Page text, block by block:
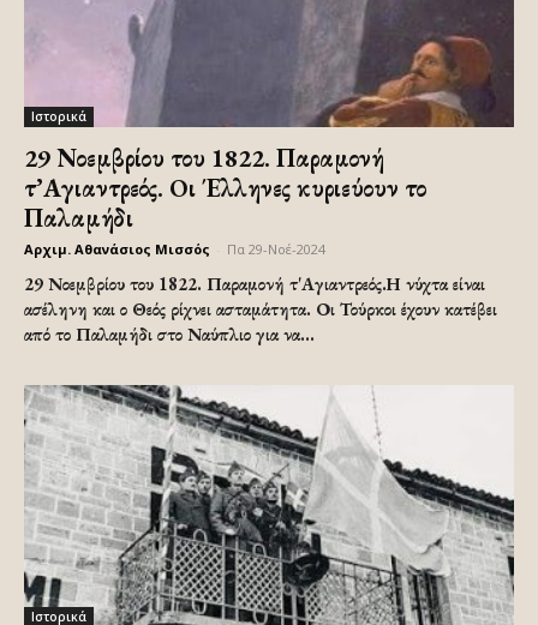
Ιστορικά
29 Νοεμβρίου του 1822. Παραμονή
τ’Αγιαντρεός. Oι Έλληνες κυριεύουν το
Παλαμήδι
Αρχιμ. Αθανάσιος Μισσός Πα 29-Νοέ-2024
29 Νοεμβρίου του 1822. Παραμονή τ'Αγιαντρεός.Η νύχτα είναι
ασέληνη και ο Θεός ρίχνει ασταμάτητα. Οι Τούρκοι έχουν κατέβει
από το Παλαμήδι στο Ναύπλιο για να...
Ιστορικά